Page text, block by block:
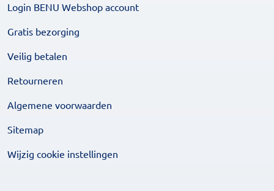
Login BENU Webshop account
Gratis bezorging
Veilig betalen
Retourneren
Algemene voorwaarden
Sitemap
Wijzig cookie instellingen